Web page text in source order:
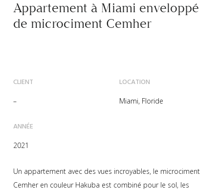
Appartement à Miami enveloppé
de microciment Cemher
CLIENT
–
LOCATION
Miami, Floride
ANNÉE
2021
Un appartement avec des vues incroyables, le microciment
Cemher en couleur Hakuba est combiné pour le sol, les